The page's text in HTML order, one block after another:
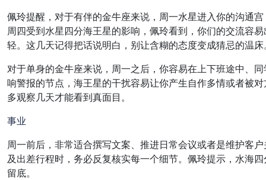
佩玲提醒，对于有伴的金牛座来说，周一水星进入你的沟通
周四受到水星四分海王星的影响，佩玲看到，你们的交流容
轻。这几天记得把话说明白，别让含糊的态度变成猜忌的温床
对于单身的金牛座来说，周一之后，你容易在上下班途中、
响警报的节点，海王星的干扰容易让你产生自作多情或者被
多观察几天才能看到真面目。
事业
周一前后，非常适合撰写文案、推进日常会议或者是维护客
及出差行程时，务必反复核实每一个细节。佩玲提示，水海
留底。